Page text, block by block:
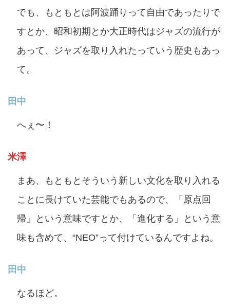
でも、もともとは阿波踊りって自由であったりで
すとか、昭和初期とか大正時代はジャズの流行が
あって、ジャズを取り入れたっていう歴史もあっ
て。
田中
へぇ〜！
米澤
まあ、もともとそういう新しい文化を取り入れる
ことに長けていた芸能でもあるので、「原点回
帰」という意味ですとか、「進化する」という意
味も含めて、“NEO”って付けているんですよね。
田中
なるほど。